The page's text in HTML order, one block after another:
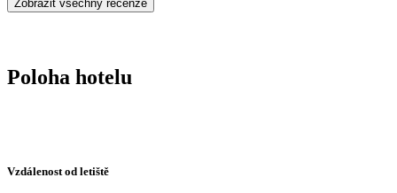
Zobrazit všechny recenze
Poloha hotelu
Vzdálenost od letiště